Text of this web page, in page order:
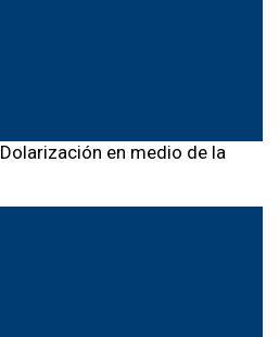
en medio de la